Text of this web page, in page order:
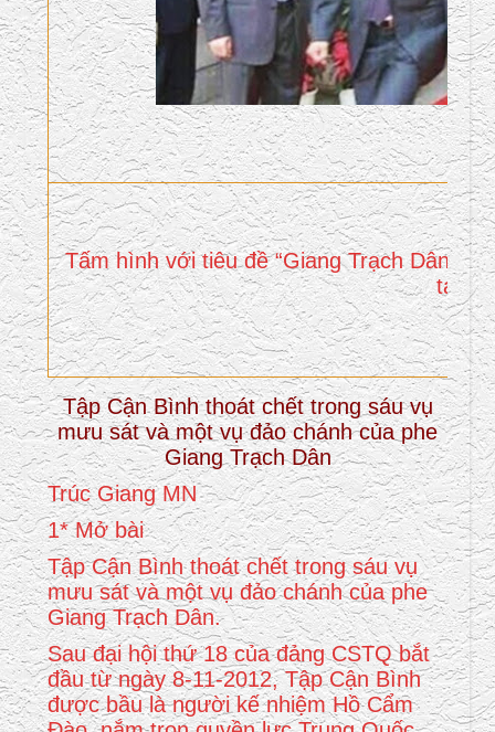
Tấm hình với tiêu đề “Giang Trạch Dân bị
tại
Tập Cận Bình thoát chết trong sáu vụ
mưu sát và một vụ đảo chánh của phe
Giang Trạch Dân
Trúc Giang MN
1* Mở bài
Tập Cận Bình thoát chết trong sáu vụ
mưu sát và một vụ đảo chánh của phe
Giang Trạch Dân.
Sau đại hội thứ 18 của đảng CSTQ bắt
đầu từ ngày 8-11-2012, Tập Cận Bình
được bầu là người kế nhiệm Hồ Cẩm